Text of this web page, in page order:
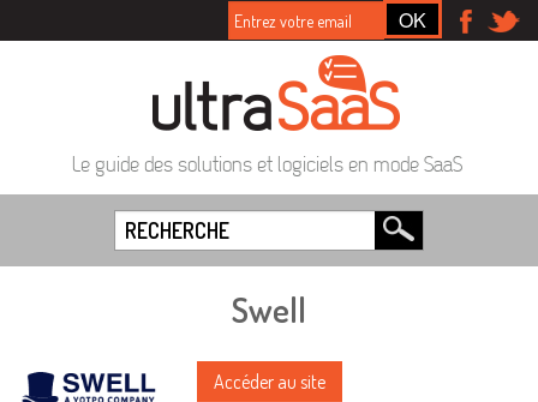
Le guide des solutions et logiciels en mode SaaS
Swell
Accéder au site